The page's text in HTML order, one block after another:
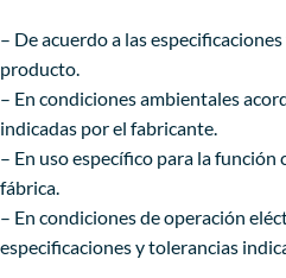
– De acuerdo a las
producto.
– En condiciones ambientales
indicadas por el fabricante.
– En uso específico para la función
fábrica.
– En condiciones de operación
especificaciones y tolerancias